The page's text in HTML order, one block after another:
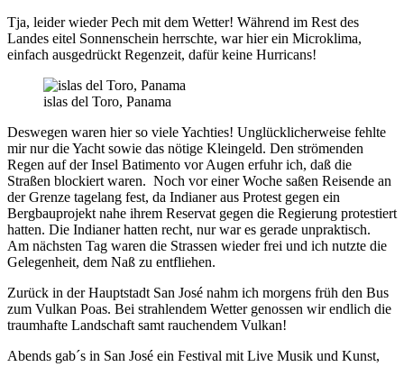
Tja, leider wieder Pech mit dem Wetter! Während im Rest des
Landes eitel Sonnenschein herrschte, war hier ein Microklima,
einfach ausgedrückt Regenzeit, dafür keine Hurricans!
islas del Toro, Panama
Deswegen waren hier so viele Yachties! Unglücklicherweise fehlte
mir nur die Yacht sowie das nötige Kleingeld. Den strömenden
Regen auf der Insel Batimento vor Augen erfuhr ich, daß die
Straßen blockiert waren. Noch vor einer Woche saßen Reisende an
der Grenze tagelang fest, da Indianer aus Protest gegen ein
Bergbauprojekt nahe ihrem Reservat gegen die Regierung protestiert
hatten. Die Indianer hatten recht, nur war es gerade unpraktisch.
Am nächsten Tag waren die Strassen wieder frei und ich nutzte die
Gelegenheit, dem Naß zu entfliehen.
Zurück in der Hauptstadt San José nahm ich morgens früh den Bus
zum Vulkan Poas. Bei strahlendem Wetter genossen wir endlich die
traumhafte Landschaft samt rauchendem Vulkan!
Abends gab´s in San José ein Festival mit Live Musik und Kunst,